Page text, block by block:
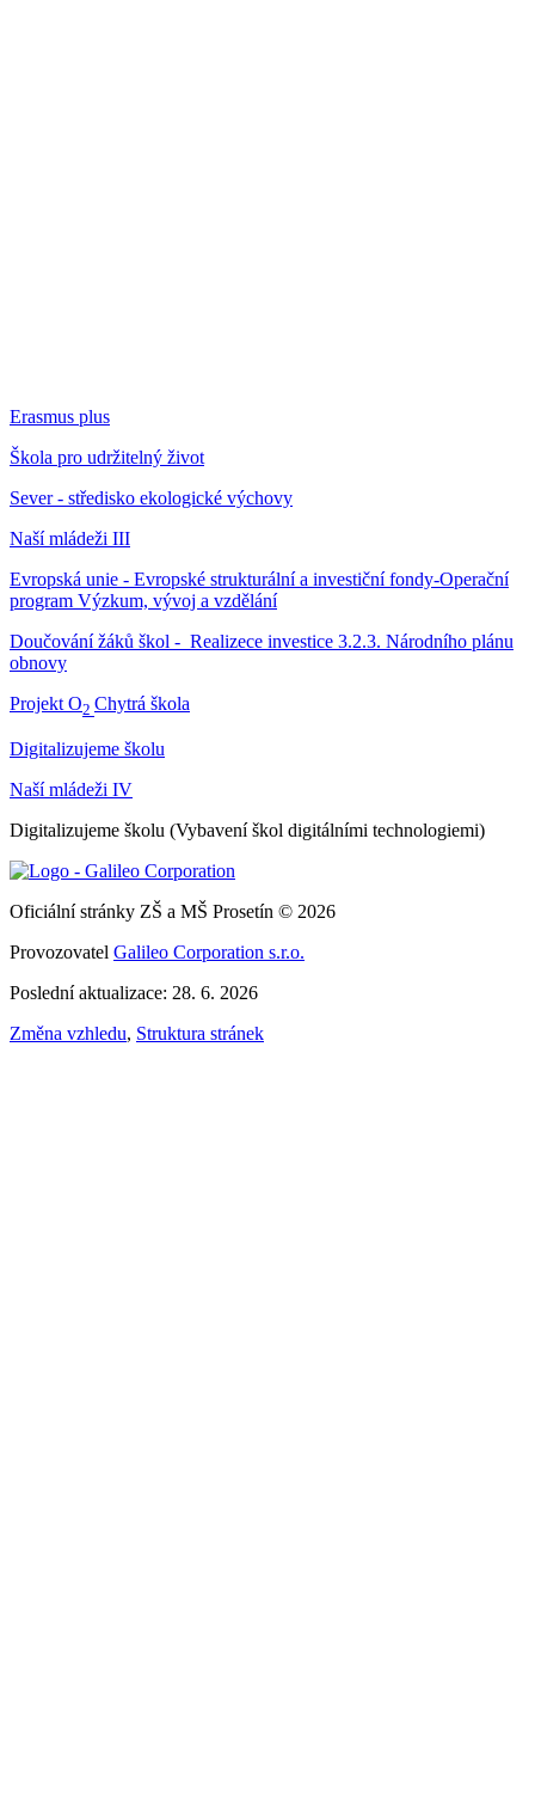
Erasmus plus
Škola pro udržitelný život
Sever - středisko ekologické výchovy
Naší mládeži III
Evropská unie - Evropské strukturální a investiční fondy-Operační
program Výzkum, vývoj a vzdělání
Doučování žáků škol - Realizece investice 3.2.3. Národního plánu
obnovy
Projekt O2 Chytrá škola
Digitalizujeme školu
Naší mládeži IV
Digitalizujeme školu (Vybavení škol digitálními technologiemi)
Oficiální stránky ZŠ a MŠ Prosetín © 2026
Provozovatel Galileo Corporation s.r.o.
Poslední aktualizace: 28. 6. 2026
Změna vzhledu, Struktura stránek